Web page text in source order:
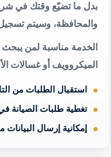
بدل ما تضيّع وقتك في
والمحافظة، وسيتم
الخدمة مناسبة لمن
الميكروويف أو غسالات
استقبال الطلبات من
تغطية طلبات
إمكانية إرسال